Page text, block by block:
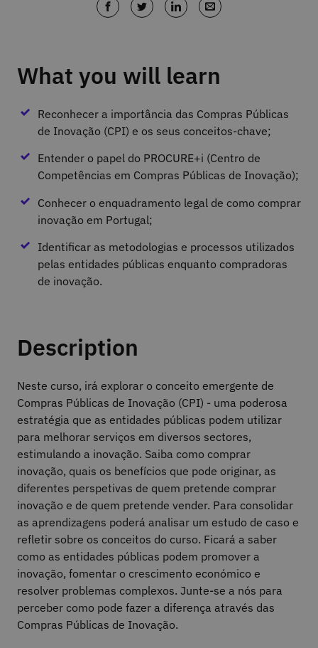
What you will learn
Reconhecer a importância das Compras Públicas
de Inovação (CPI) e os seus conceitos-chave;
Entender o papel do PROCURE+i (Centro de
Competências em Compras Públicas de Inovação);
Conhecer o enquadramento legal de como comprar
inovação em Portugal;
Identificar as metodologias e processos utilizados
pelas entidades públicas enquanto compradoras
de inovação.
Description
Neste curso, irá explorar o conceito emergente de
Compras Públicas de Inovação (CPI) - uma poderosa
estratégia que as entidades públicas podem utilizar
para melhorar serviços em diversos sectores,
estimulando a inovação. Saiba como comprar
inovação, quais os benefícios que pode originar, as
diferentes perspetivas de quem pretende comprar
inovação e de quem pretende vender. Para consolidar
as aprendizagens poderá analisar um estudo de caso e
refletir sobre os conceitos do curso. Ficará a saber
como as entidades públicas podem promover a
inovação, fomentar o crescimento económico e
resolver problemas complexos. Junte-se a nós para
perceber como pode fazer a diferença através das
Compras Públicas de Inovação.